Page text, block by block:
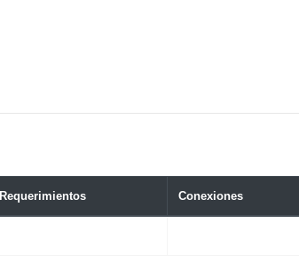
Requerimientos Conexiones